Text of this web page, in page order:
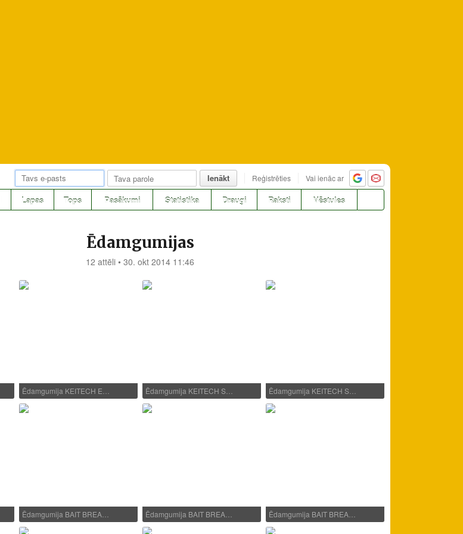
Ienākt Reģistrēties Vai ienāc ar
Lapas Tops Pasākumi Statistika Draugi Raksti Vēstules
Ēdamgumijas
12 attēli • 30. okt 2014 11:46
Ēdamgumija KEITECH E… Ēdamgumija KEITECH S… Ēdamgumija KEITECH S…
Ēdamgumija BAIT BREA… Ēdamgumija BAIT BREA… Ēdamgumija BAIT BREA…